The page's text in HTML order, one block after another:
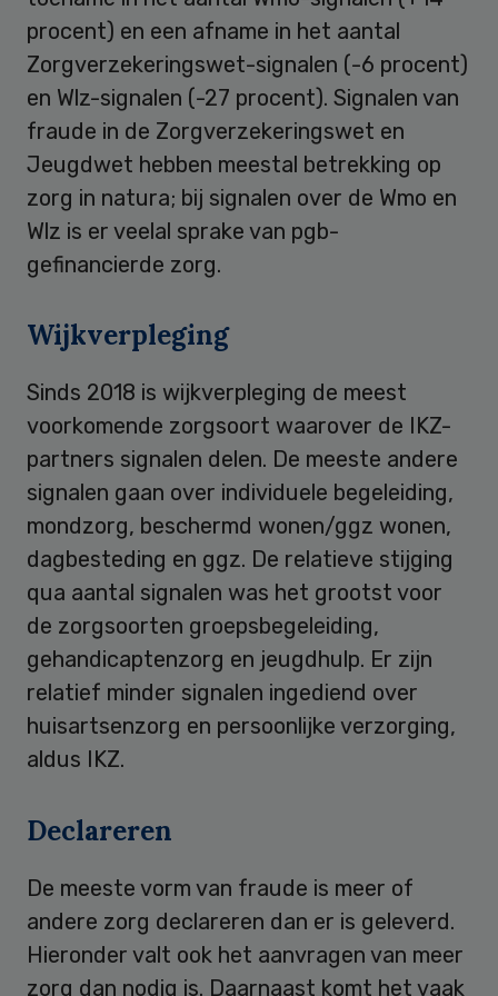
procent) en een afname in het aantal
Zorgverzekeringswet-signalen (-6 procent)
en Wlz-signalen (-27 procent). Signalen van
fraude in de Zorgverzekeringswet en
Jeugdwet hebben meestal betrekking op
zorg in natura; bij signalen over de Wmo en
Wlz is er veelal sprake van pgb-
gefinancierde zorg.
Wijkverpleging
Sinds 2018 is wijkverpleging de meest
voorkomende zorgsoort waarover de IKZ-
partners signalen delen. De meeste andere
signalen gaan over individuele begeleiding,
mondzorg, beschermd wonen/ggz wonen,
dagbesteding en ggz. De relatieve stijging
qua aantal signalen was het grootst voor
de zorgsoorten groepsbegeleiding,
gehandicaptenzorg en jeugdhulp. Er zijn
relatief minder signalen ingediend over
huisartsenzorg en persoonlijke verzorging,
aldus IKZ.
Declareren
De meeste vorm van fraude is meer of
andere zorg declareren dan er is geleverd.
Hieronder valt ook het aanvragen van meer
zorg dan nodig is. Daarnaast komt het vaak